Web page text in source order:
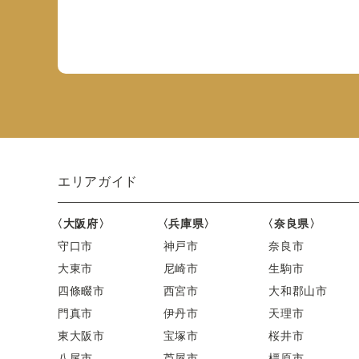
エリアガイド
〈大阪府〉
守口市
大東市
四條畷市
門真市
東大阪市
〈兵庫県〉
神戸市
尼崎市
西宮市
伊丹市
宝塚市
〈奈良県〉
奈良市
生駒市
大和郡山市
天理市
桜井市